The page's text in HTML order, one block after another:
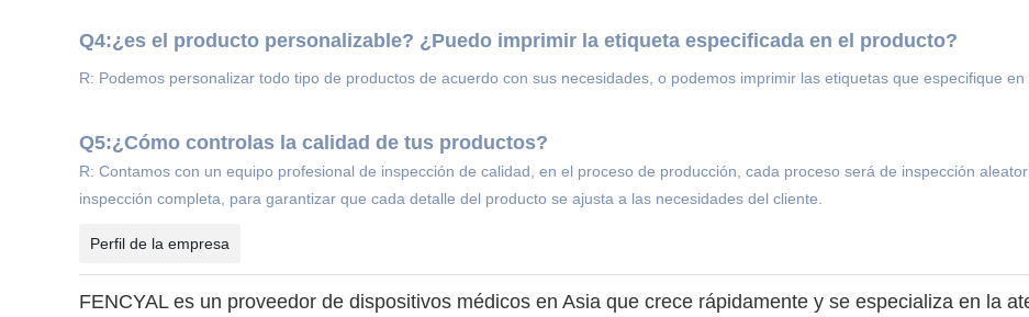
Q4:¿es el producto personalizable? ¿Puedo imprimir la etiqueta especificada en el producto?
R: Podemos personalizar todo tipo de productos de acuerdo con sus necesidades, o podemos imprimir las etiquetas que especifique en
Q5:¿Cómo controlas la calidad de tus productos?
R: Contamos con un equipo profesional de inspección de calidad, en el proceso de producción, cada proceso será de inspección
inspección completa, para garantizar que cada detalle del producto se ajusta a las necesidades del cliente.
Perfil de la empresa
FENCYAL es un proveedor de dispositivos médicos en Asia que crece rápidamente y se especializa en la